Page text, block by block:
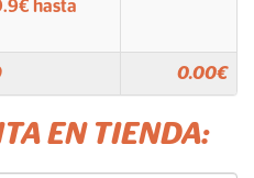
€ hasta
0.00€
EN TIENDA: